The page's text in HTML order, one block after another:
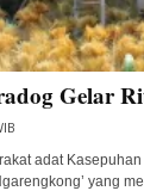
Gelar
adat
yang